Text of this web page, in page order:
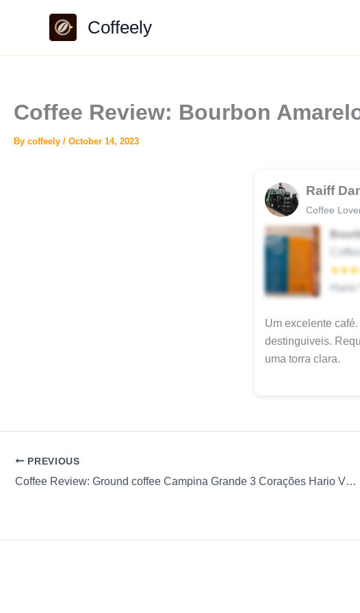
Coffeely
Coffee Review: Bourbon
By coffeely / October 14, 2023
Raiff
Coffee
Um excelente
destinguiveis.
uma torra clara.
PREVIOUS
Coffee Review: Ground coffee Campina Grande 3 Corações Hario V60 Rituais Cafés Especiais